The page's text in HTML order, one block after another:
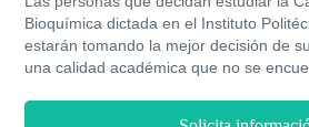
Bioquímica dictada en el Instituto
estarán tomando la mejor decisión de
una calidad académica que no se